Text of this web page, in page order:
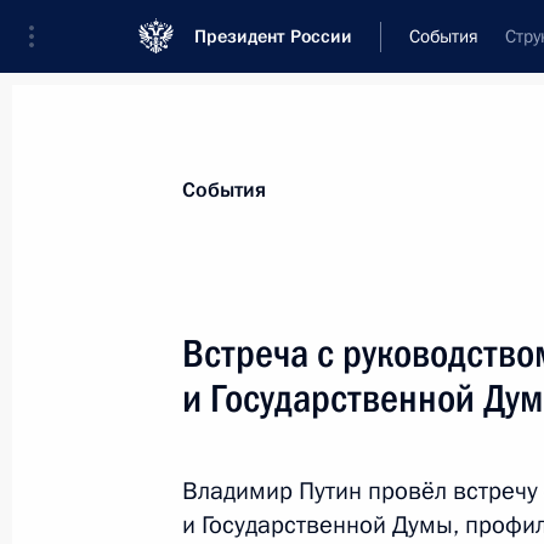
Президент России События
Новости
Послания Федеральному Собранию
Заявления по важнейшим вопросам
Речи и обращения
События
Встреча с
и Государственной
Владимир Путин провёл
и Государственной Думы,